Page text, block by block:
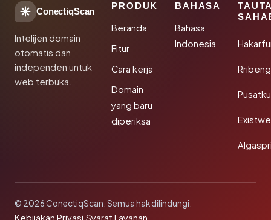
ConectiqScan
Intelijen domain
otomatis dan
independen untuk
web terbuka.
PRODUK
Beranda
Fitur
Cara kerja
Domain
yang baru
diperiksa
BAHASA
Bahasa
Indonesia
© 2026 ConectiqScan. Semua hak dilindungi.
Kebijakan Privasi·Syarat Layanan